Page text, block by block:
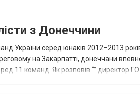
з Донеччини
України серед юнаків 2012–2013
на Закарпатті, донеччани
11 команд. Як розповів “” директор ГО